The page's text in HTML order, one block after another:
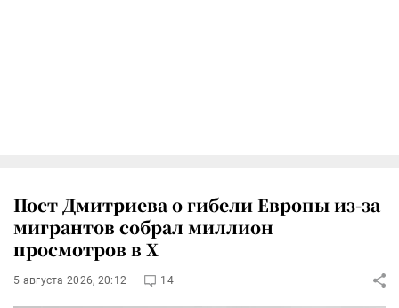
Пост Дмитриева о гибели Европы из-за
мигрантов собрал миллион
просмотров в X
5 августа 2026, 20:12 14